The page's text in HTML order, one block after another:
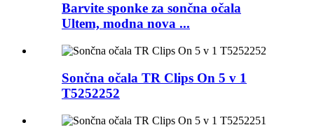
Barvite sponke za sončna očala
Ultem, modna nova ...
Sončna očala TR Clips On 5 v 1
T5252252